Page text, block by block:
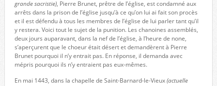
grande sacristie), Pierre Brunet, prêtre de l’église, est condamné aux
arrêts dans la prison de l’église jusqu’à ce qu’on lui ai fait son procès
et il est défendu à tous les membres de l’église de lui parler tant qu’il
y restera. Voici tout le sujet de la punition. Les chanoines assemblés,
deux jours auparavant, dans la nef de l’église, à l’heure de none,
s’aperçurent que le choeur était désert et demandèrent à Pierre
Brunet pourquoi il n’y entrait pas. En réponse, il demanda avec
mépris pourquoi ils n’y entraient pas eux-mêmes.
En mai 1443, dans la chapelle de Saint-Barnard-le-Vieux(actuelle